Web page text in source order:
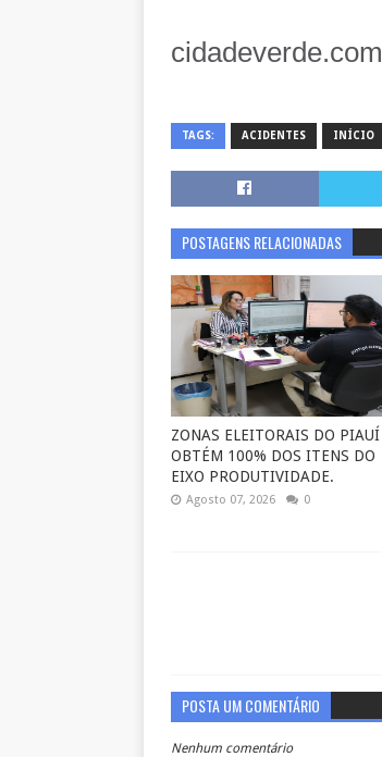
cidadeverde.com
TAGS: ACIDENTES INÍCIO
POSTAGENS RELACIONADAS
ZONAS ELEITORAIS DO PIAUÍ
OBTÉM 100% DOS ITENS DO
EIXO PRODUTIVIDADE.
Agosto 07, 2026 0
POSTA UM COMENTÁRIO
Nenhum comentário